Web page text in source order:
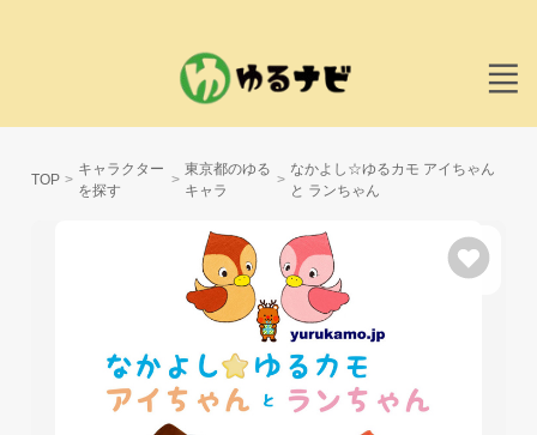
TOP
キャラクター
を探す
東京都のゆる
キャラ
なかよし☆ゆるカモ アイちゃん
と ランちゃん